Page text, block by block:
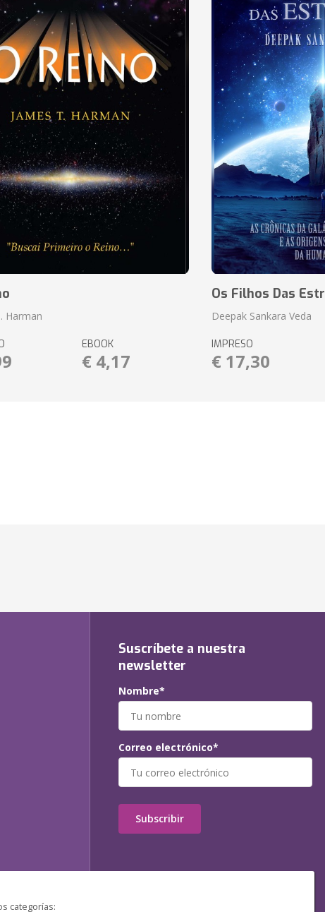
categorías:
Harman
EBOOK
€ 4,17
Os Filhos Das
Deepak Sankara Veda
IMPRESO
€ 17,30
Suscríbete a nuestra
newsletter
Nombre*
Correo electrónico*
Subscribir